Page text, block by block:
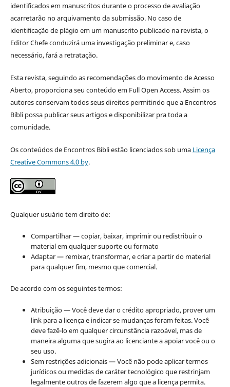
identificados em manuscritos durante o processo de avaliação
acarretarão no arquivamento da submissão. No caso de
identificação de plágio em um manuscrito publicado na revista, o
Editor Chefe conduzirá uma investigação preliminar e, caso
necessário, fará a retratação.
Esta revista, seguindo as recomendações do movimento de Acesso
Aberto, proporciona seu conteúdo em Full Open Access. Assim os
autores conservam todos seus direitos permitindo que a Encontros
Bibli possa publicar seus artigos e disponibilizar pra toda a
comunidade.
Os conteúdos de Encontros Bibli estão licenciados sob uma Licença
Creative Commons 4.0 by.
Qualquer usuário tem direito de:
Compartilhar — copiar, baixar, imprimir ou redistribuir o
material em qualquer suporte ou formato
Adaptar — remixar, transformar, e criar a partir do material
para qualquer fim, mesmo que comercial.
De acordo com os seguintes termos:
Atribuição — Você deve dar o crédito apropriado, prover um
link para a licença e indicar se mudanças foram feitas. Você
deve fazê-lo em qualquer circunstância razoável, mas de
maneira alguma que sugira ao licenciante a apoiar você ou o
seu uso.
Sem restrições adicionais — Você não pode aplicar termos
jurídicos ou medidas de caráter tecnológico que restrinjam
legalmente outros de fazerem algo que a licença permita.